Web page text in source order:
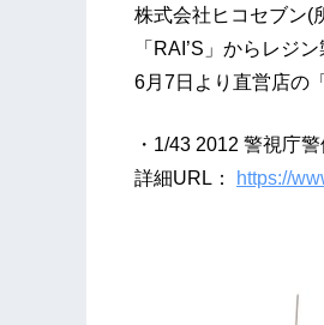
株式会社ヒコセブン(
「RAI’S」からレジ
6月7日より直営店の
・1/43 2012 警視庁
詳細URL：
https://